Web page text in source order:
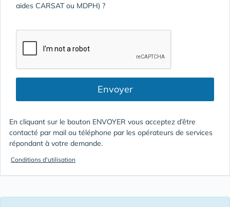
aides CARSAT ou MDPH) ?
Envoyer
En cliquant sur le bouton ENVOYER vous acceptez d’être
contacté par mail ou téléphone par les opérateurs de services
répondant à votre demande.
Conditions d'utilisation